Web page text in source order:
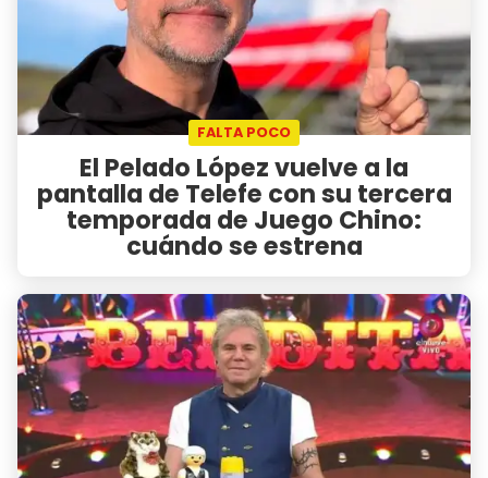
FALTA POCO
El Pelado López vuelve a la
pantalla de Telefe con su tercera
temporada de Juego Chino:
cuándo se estrena